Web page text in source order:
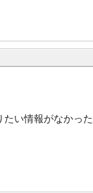
たい情報がなかった